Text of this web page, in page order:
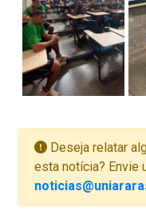
Deseja relatar
esta notícia? Envie